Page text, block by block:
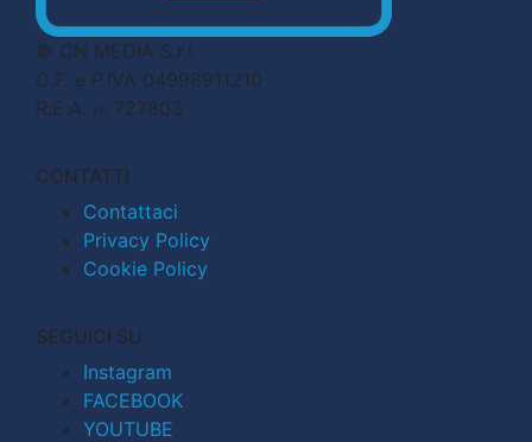
© CN MEDIA S.r.l.
C.F. e P.IVA 04998911210
R.E.A. n. 727803
CONTATTI
Contattaci
Privacy Policy
Cookie Policy
SEGUICI SU
Instagram
FACEBOOK
YOUTUBE